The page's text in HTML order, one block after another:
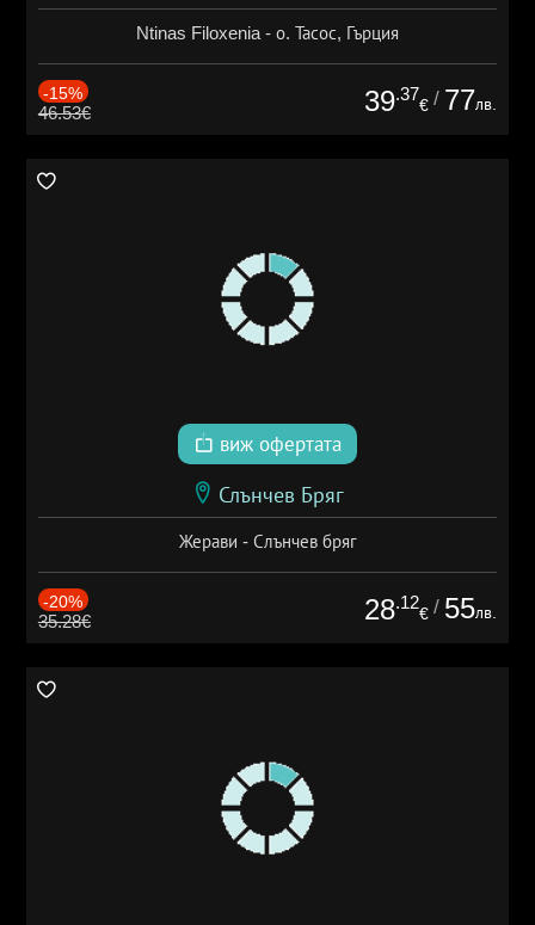
Ntinas Filoxenia - о. Тасос, Гърция
-15%
46.53€ 39.37
€ / 77лв.
виж офертата
Слънчев Бряг
Жерави - Слънчев бряг
-20%
35.28€ 28.12
€ / 55лв.